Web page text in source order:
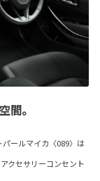
間。
ールマイカ〈089〉は
クセサリーコンセント